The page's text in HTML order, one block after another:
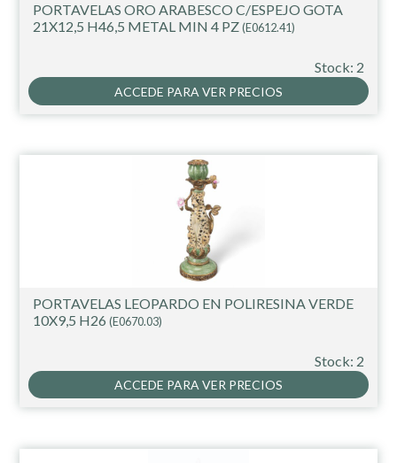
PORTAVELAS ORO ARABESCO C/ESPEJO GOTA
21X12,5 H46,5 METAL MIN 4 PZ(E0612.41)
Stock: 2
ACCEDE PARA VER PRECIOS
PORTAVELAS LEOPARDO EN POLIRESINA VERDE
10X9,5 H26(E0670.03)
Stock: 2
ACCEDE PARA VER PRECIOS